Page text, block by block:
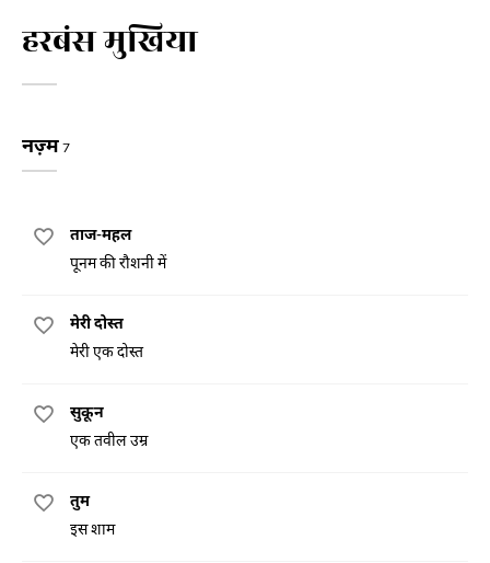
हरबंस मुखिया
नज़्म 7
ताज-महल
पूनम की रौशनी में
मेरी दोस्त
मेरी एक दोस्त
सुकून
एक तवील उम्र
तुम
इस शाम